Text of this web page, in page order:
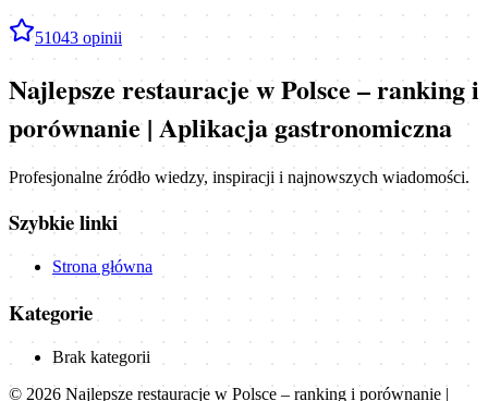
51043 opinii
Najlepsze restauracje w Polsce – ranking i
porównanie | Aplikacja gastronomiczna
Profesjonalne źródło wiedzy, inspiracji i najnowszych wiadomości.
Szybkie linki
Strona główna
Kategorie
Brak kategorii
© 2026 Najlepsze restauracje w Polsce – ranking i porównanie |